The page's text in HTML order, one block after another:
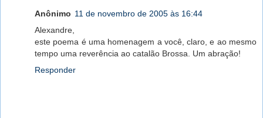
Anônimo 11 de novembro de 2005 às 16:44
Alexandre,
este poema é uma homenagem a você, claro, e ao mesmo
tempo uma reverência ao catalão Brossa. Um abração!
Responder